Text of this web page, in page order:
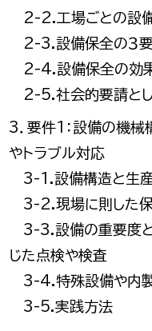
2-2.工場ごとの設
2-3.設備保全の３
2-4.設備保全の効
2-5.社会的要請と
3．要件1：設備の機
やトラブル対応
3-1.設備構造と生産
3-2.現場に則した保
3-3.設備の重要度と
じた点検や検査
3-4.特殊設備や内
3-5.実践方法